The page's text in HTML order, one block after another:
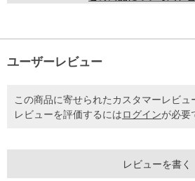
ユーザーレビュー
この商品に寄せられたカスタマーレビュ
レビューを評価するにはログインが必要
レビューを書く